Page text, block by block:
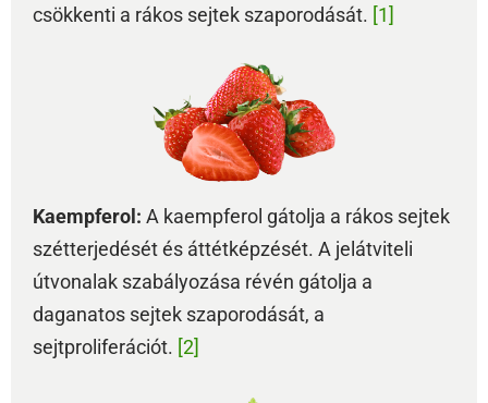
csökkenti a rákos sejtek szaporodását. [1]
Kaempferol: A kaempferol gátolja a rákos sejtek
szétterjedését és áttétképzését. A jelátviteli
útvonalak szabályozása révén gátolja a
daganatos sejtek szaporodását, a
sejtproliferációt. [2]